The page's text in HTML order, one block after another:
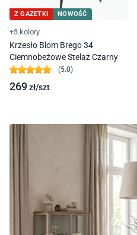
Z GAZETKI NOWOŚĆ
+3 kolory
Krzesło Blom Brego 34
Ciemnobeżowe Stelaż Czarny
(5.0)
269zł/szt